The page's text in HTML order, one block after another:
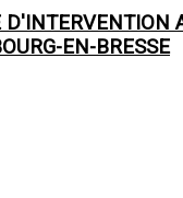
D'INTERVENTION
EN-BRESSE